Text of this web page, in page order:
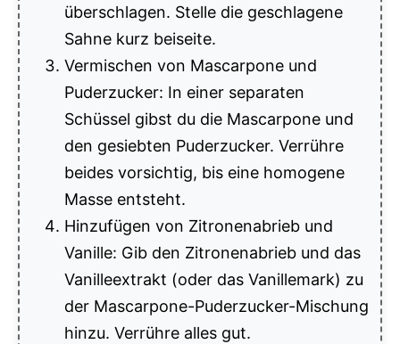
überschlagen. Stelle die geschlagene
Sahne kurz beiseite.
Vermischen von Mascarpone und
Puderzucker: In einer separaten
Schüssel gibst du die Mascarpone und
den gesiebten Puderzucker. Verrühre
beides vorsichtig, bis eine homogene
Masse entsteht.
Hinzufügen von Zitronenabrieb und
Vanille: Gib den Zitronenabrieb und das
Vanilleextrakt (oder das Vanillemark) zu
der Mascarpone-Puderzucker-Mischung
hinzu. Verrühre alles gut.